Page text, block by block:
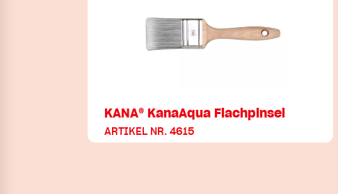
KANA® KanaAqua Flachpinsel
ARTIKEL NR. 4615